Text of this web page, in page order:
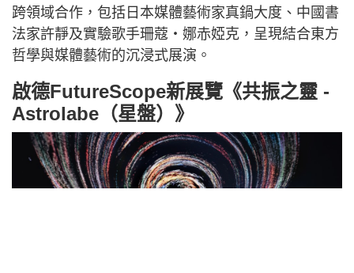
跨領域合作，包括日本媒體藝術家真鍋大度、中國書
法家許靜及實驗歌手珊蔻‧娜赤婭克，呈現結合東方
哲學與媒體藝術的沉浸式展演。
啟德FutureScope新展覽《共振之靈 -
Astrolabe（星盤）》